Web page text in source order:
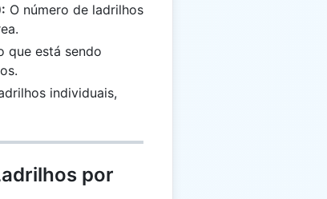
O número de ladrilhos
que está sendo
individuais,
por